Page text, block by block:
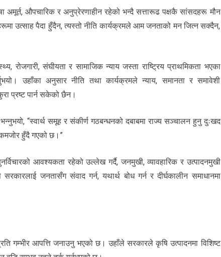
अमूर्त, औपचारिक र अनुप्रेरणाहीन रहेको भन्दै सत्तारूढ पक्षकै सांसदहरू मौन
पैदा हुँदैन, त्यस्तो नीति कार्यक्रमले आम जनताको मन जित्न सक्दैन,
रोजगारी, संघीयता र सामाजिक न्याय जस्ता राष्ट्रिय प्राथमिकता भएका
उहाँका अनुसार नीति तथा कार्यक्रमले न्याय, समानता र समावेशी
प्रष्ट पार्न सकेको छैन।
भन्नुभयो, “स्वार्थ समूह र संकीर्ण गठबन्धनको दबाबमा राज्य सञ्चालन हुनु दुःखद
हुँदै गएको छ।”
आवश्यकता रहेको उल्लेख गर्दै, जनमुखी, व्यावहारिक र उत्पादनमुखी
जनतासँग संवाद गर्न, यथार्थ बोध गर्न र दीर्घकालीन समाधानमा
गम्भीर आपत्ति जनाउनु भएको छ। उहाँले सरकारले कृषि उत्पादनमा विशिष्ट